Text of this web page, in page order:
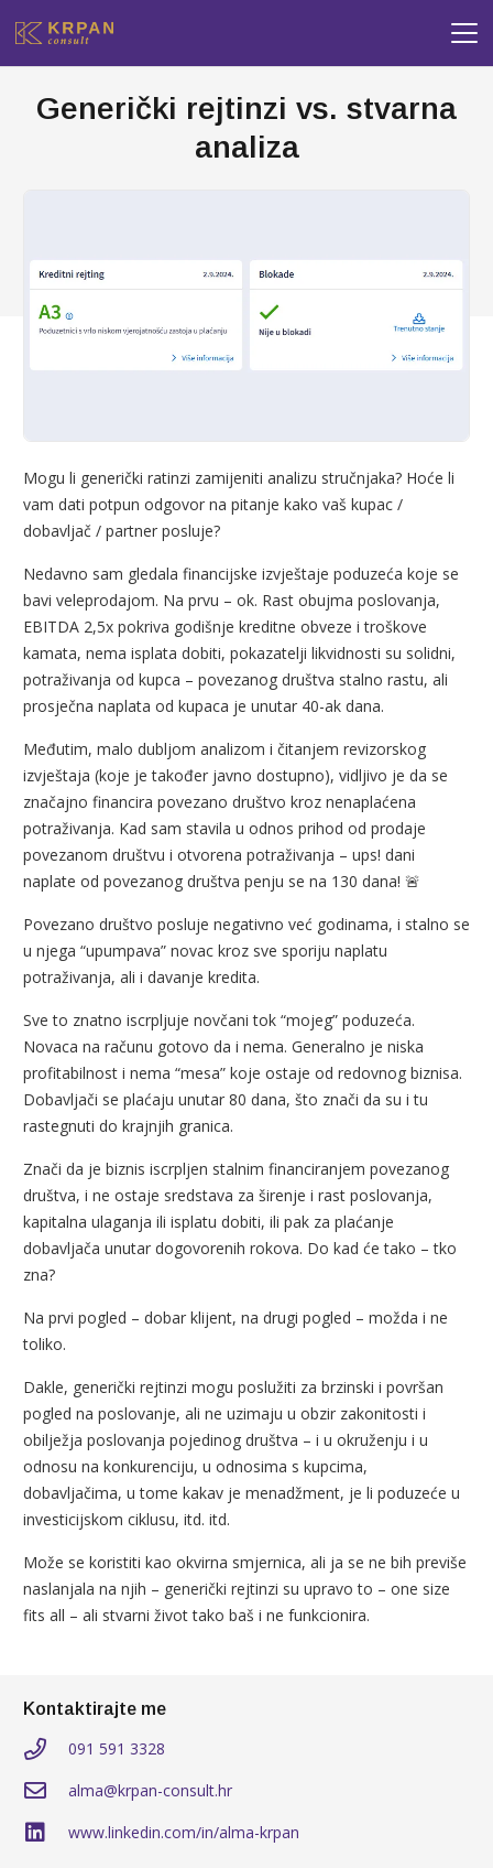
Generički rejtinzi vs. stvarna
analiza
Mogu li generički ratinzi zamijeniti analizu stručnjaka? Hoće li
vam dati potpun odgovor na pitanje kako vaš kupac /
dobavljač / partner posluje?
Nedavno sam gledala financijske izvještaje poduzeća koje se
bavi veleprodajom. Na prvu – ok. Rast obujma poslovanja,
EBITDA 2,5x pokriva godišnje kreditne obveze i troškove
kamata, nema isplata dobiti, pokazatelji likvidnosti su solidni,
potraživanja od kupca – povezanog društva stalno rastu, ali
prosječna naplata od kupaca je unutar 40-ak dana.
Međutim, malo dubljom analizom i čitanjem revizorskog
izvještaja (koje je također javno dostupno), vidljivo je da se
značajno financira povezano društvo kroz nenaplaćena
potraživanja. Kad sam stavila u odnos prihod od prodaje
povezanom društvu i otvorena potraživanja – ups! dani
naplate od povezanog društva penju se na 130 dana! 🚨
Povezano društvo posluje negativno već godinama, i stalno se
u njega “upumpava” novac kroz sve sporiju naplatu
potraživanja, ali i davanje kredita.
Sve to znatno iscrpljuje novčani tok “mojeg” poduzeća.
Novaca na računu gotovo da i nema. Generalno je niska
profitabilnost i nema “mesa” koje ostaje od redovnog biznisa.
Dobavljači se plaćaju unutar 80 dana, što znači da su i tu
rastegnuti do krajnjih granica.
Znači da je biznis iscrpljen stalnim financiranjem povezanog
društva, i ne ostaje sredstava za širenje i rast poslovanja,
kapitalna ulaganja ili isplatu dobiti, ili pak za plaćanje
dobavljača unutar dogovorenih rokova. Do kad će tako – tko
zna?
Na prvi pogled – dobar klijent, na drugi pogled – možda i ne
toliko.
Dakle, generički rejtinzi mogu poslužiti za brzinski i površan
pogled na poslovanje, ali ne uzimaju u obzir zakonitosti i
obilježja poslovanja pojedinog društva – i u okruženju i u
odnosu na konkurenciju, u odnosima s kupcima,
dobavljačima, u tome kakav je menadžment, je li poduzeće u
investicijskom ciklusu, itd. itd.
Može se koristiti kao okvirna smjernica, ali ja se ne bih previše
naslanjala na njih – generički rejtinzi su upravo to – one size
fits all – ali stvarni život tako baš i ne funkcionira.
Kontaktirajte me
091 591 3328
alma@krpan-consult.hr
www.linkedin.com/in/alma-krpan